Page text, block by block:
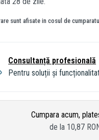
sunt afisate in cosul de
Consultanță profesională
Pentru soluții și
Cumpara acum,
de la 10,87